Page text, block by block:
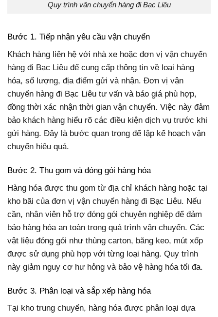
Quy trình vận chuyển hàng đi Bạc Liêu
Bước 1. Tiếp nhận yêu cầu vận chuyển
Khách hàng liên hệ với nhà xe hoặc đơn vị vận chuyển
hàng đi Bạc Liêu để cung cấp thông tin về loại hàng
hóa, số lượng, địa điểm gửi và nhận. Đơn vị vận
chuyển hàng đi Bạc Liêu tư vấn và báo giá phù hợp,
đồng thời xác nhận thời gian vận chuyển. Việc này đảm
bảo khách hàng hiểu rõ các điều kiện dịch vụ trước khi
gửi hàng. Đây là bước quan trọng để lập kế hoạch vận
chuyển hiệu quả.
Bước 2. Thu gom và đóng gói hàng hóa
Hàng hóa được thu gom từ địa chỉ khách hàng hoặc tại
kho bãi của đơn vị vận chuyển hàng đi Bạc Liêu. Nếu
cần, nhân viên hỗ trợ đóng gói chuyên nghiệp để đảm
bảo hàng hóa an toàn trong quá trình vận chuyển. Các
vật liệu đóng gói như thùng carton, băng keo, mút xốp
được sử dụng phù hợp với từng loại hàng. Quy trình
này giảm nguy cơ hư hỏng và bảo vệ hàng hóa tối đa.
Bước 3. Phân loại và sắp xếp hàng hóa
Tại kho trung chuyển, hàng hóa được phân loại dựa